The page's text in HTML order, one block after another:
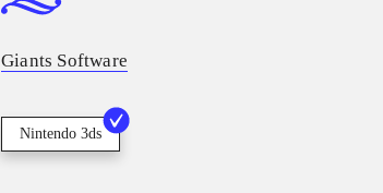
Giants Software
Nintendo 3ds